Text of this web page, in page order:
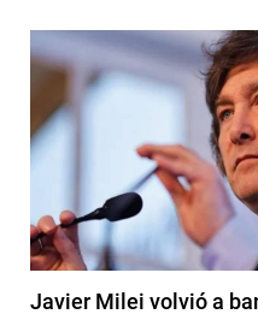
Javier Milei volvió a